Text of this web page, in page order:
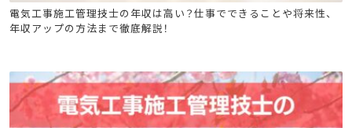
電気工事施工管理技士
電気工事施工管理技士の年収は高い？仕事でできることや将来性、
年収アップの方法まで徹底解説！